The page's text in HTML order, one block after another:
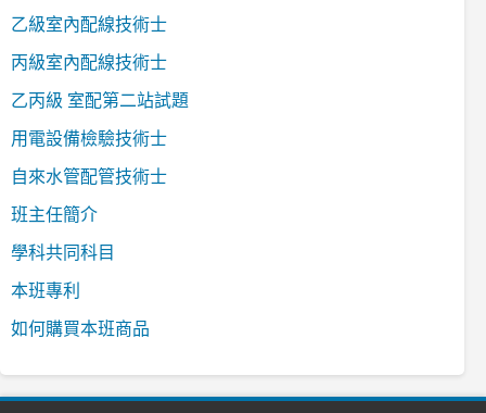
乙級室內配線技術士
丙級室內配線技術士
乙丙級 室配第二站試題
用電設備檢驗技術士
自來水管配管技術士
班主任簡介
學科共同科目
本班專利
如何購買本班商品